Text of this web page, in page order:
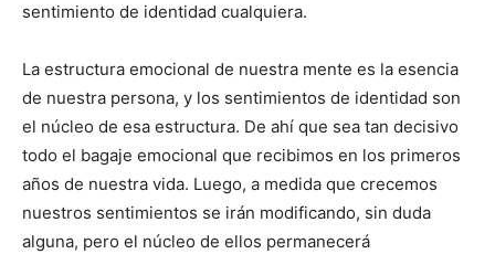
sentimiento de identidad cualquiera.
La estructura emocional de nuestra mente es la esencia
de nuestra persona, y los sentimientos de identidad son
el núcleo de esa estructura. De ahí que sea tan decisivo
todo el bagaje emocional que recibimos en los primeros
años de nuestra vida. Luego, a medida que crecemos
nuestros sentimientos se irán modificando, sin duda
alguna, pero el núcleo de ellos permanecerá